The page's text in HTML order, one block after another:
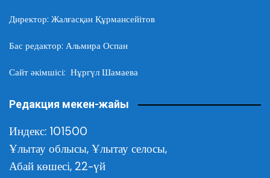
Директор: Жалғасқан Құрмансейітов
Бас редактор: Альмира Оспан
Сайт әкімшісі: Нұргүл Шамаева
Редакция мекен-жайы
Индекс: 101500
Ұлытау облысы, Ұлытау селосы,
Абай көшесі, 22-үй